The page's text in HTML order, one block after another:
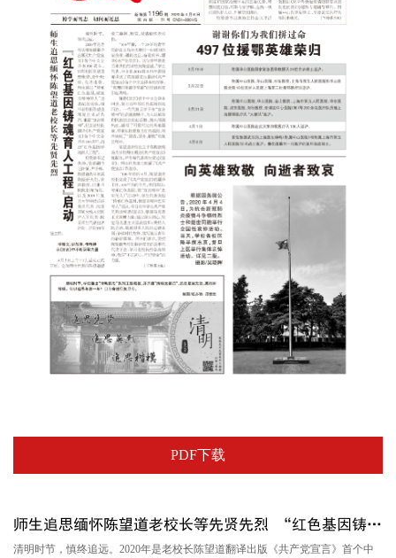
PDF下载
师生追思缅怀陈望道老校长等先贤先烈 “红色基因铸魂育人工程”...
清明时节，慎终追远。2020年是老校长陈望道翻译出版《共产党宣言》首个中